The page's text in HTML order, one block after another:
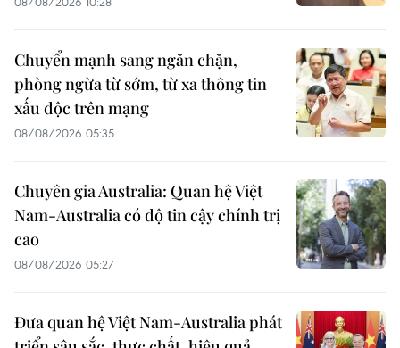
Chuyển mạnh sang ngăn chặn,
phòng ngừa từ sớm, từ xa thông tin
xấu độc trên mạng
08/08/2026 05:35
Chuyên gia Australia: Quan hệ Việt
Nam-Australia có độ tin cậy chính trị
cao
08/08/2026 05:27
Đưa quan hệ Việt Nam-Australia phát